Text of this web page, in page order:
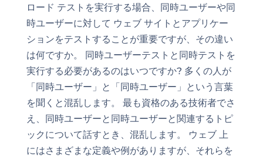
ロード テストを実行する場合、同時ユーザーや同
時ユーザーに対して ウェブ サイトとアプリケー
ションをテストすることが重要ですが、その違い
は何ですか。 同時ユーザーテストと同時テストを
実行する必要があるのはいつですか? 多くの人が
「同時ユーザー」と「同時ユーザー」という言葉
を聞くと混乱します。 最も資格のある技術者でさ
え、同時ユーザーと同時ユーザーと関連するトピ
ックについて話すとき、混乱します。 ウェブ 上
にはさまざまな定義や例がありますが、それらを